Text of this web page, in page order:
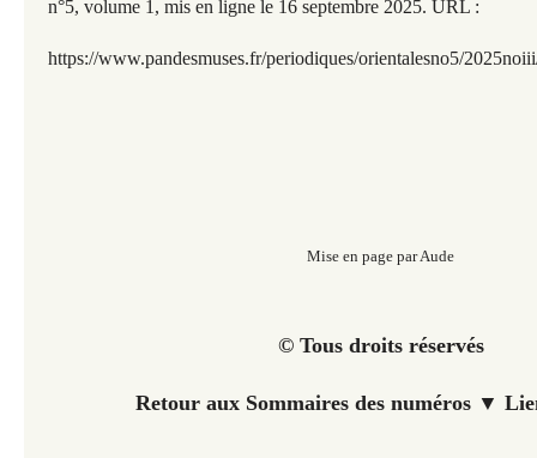
n°5, volume 1, mis en ligne le 16 septembre 2025. URL :
https://www.pandesmuses.fr/periodiques/orientalesno5/
Mise en page par Aude
© Tous droits réservés
Retour aux Sommaires des numéros ▼